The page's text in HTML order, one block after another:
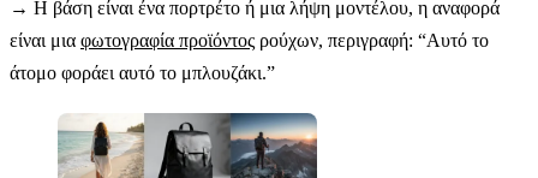
→ Η βάση είναι ένα πορτρέτο ή μια λήψη μοντέλου, η αναφορά
είναι μια φωτογραφία προϊόντος ρούχων, περιγραφή: “Αυτό το
άτομο φοράει αυτό το μπλουζάκι.”